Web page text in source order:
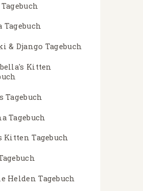
Tagebuch
& Django Tagebuch
Kitten
Tagebuch
Tagebuch
Kitten Tagebuch
Helden Tagebuch